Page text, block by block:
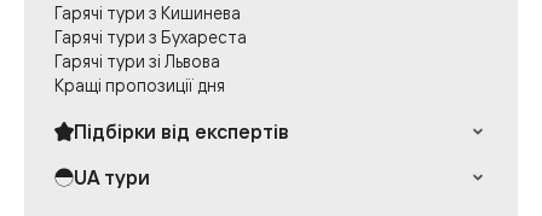
Гарячі тури з Кишинева
Гарячі тури з Бухареста
Гарячі тури зі Львова
Кращі пропозиції дня
Підбірки від експертів
Раннє бронювання Греції
UA тури